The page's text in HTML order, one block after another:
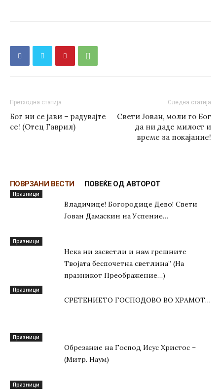
Претходна статија
Бог ни се јави – радувајте
се! (Отец Гаврил)
Следна статија
Свети Јован, моли го Бог
да ни даде милост и
време за покајание!
ПОВРЗАНИ ВЕСТИ ПОВЕЌЕ ОД АВТОРОТ
Празници
Владичице! Богородице Дево! Свети
Јован Дамаскин на Успение…
Празници
Нека ни засветли и нам грешните
Твојата беспочетна светлина” (На
празникот Преображение…)
Празници
СРЕТЕНИЕТО ГОСПОДОВО ВО ХРАМОТ…
Празници
Oбрезание на Господ Исус Христос –
(Митр. Наум)
Празници